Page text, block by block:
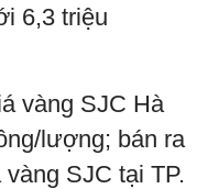
6,3 triệu
vàng SJC Hà
lượng; bán ra
SJC tại TP.